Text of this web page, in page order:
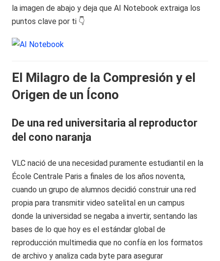
la imagen de abajo y deja que AI Notebook extraiga los
puntos clave por ti 👇
El Milagro de la Compresión y el
Origen de un Ícono
De una red universitaria al reproductor
del cono naranja
VLC nació de una necesidad puramente estudiantil en la
École Centrale Paris a finales de los años noventa,
cuando un grupo de alumnos decidió construir una red
propia para transmitir video satelital en un campus
donde la universidad se negaba a invertir, sentando las
bases de lo que hoy es el estándar global de
reproducción multimedia que no confía en los formatos
de archivo y analiza cada byte para asegurar